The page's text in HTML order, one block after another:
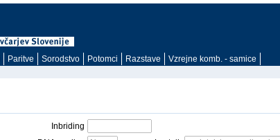
Paritve Sorodstvo Potomci Razstave Vzrejne komb. - samice
Inbriding